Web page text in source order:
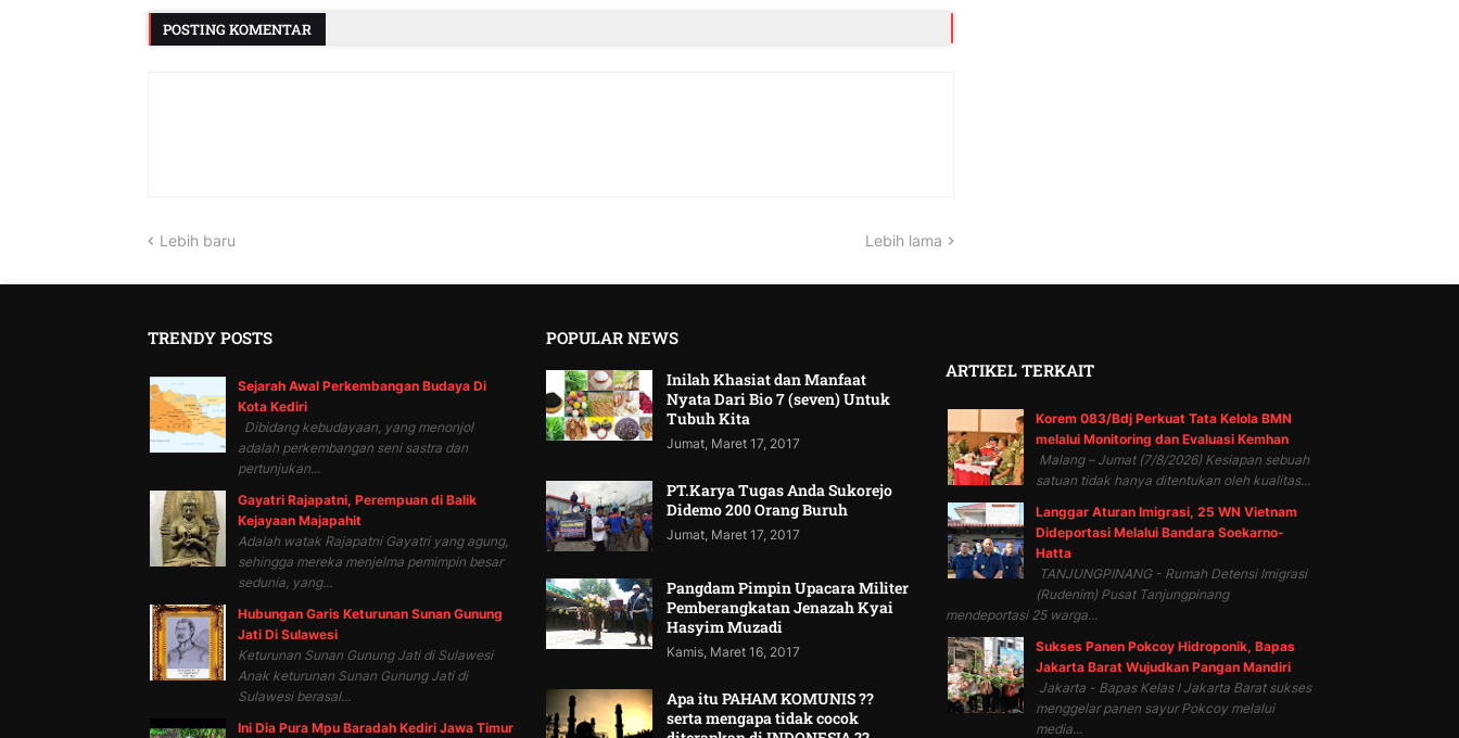
POSTING KOMENTAR
Lebih baru Lebih lama
TRENDY POSTS
Sejarah Awal Perkembangan Budaya Di
Kota Kediri
Dibidang kebudayaan, yang menonjol
adalah perkembangan seni sastra dan
pertunjukan...
Gayatri Rajapatni, Perempuan di Balik
Kejayaan Majapahit
Adalah watak Rajapatni Gayatri yang agung,
sehingga mereka menjelma pemimpin besar
sedunia, yang...
Hubungan Garis Keturunan Sunan Gunung
Jati Di Sulawesi
Keturunan Sunan Gunung Jati di Sulawesi
Anak keturunan Sunan Gunung Jati di
Sulawesi berasal...
Ini Dia Pura Mpu Baradah Kediri Jawa Timur
POPULAR NEWS
Inilah Khasiat dan Manfaat
Nyata Dari Bio 7 (seven) Untuk
Tubuh Kita
Jumat, Maret 17, 2017
PT.Karya Tugas Anda Sukorejo
Didemo 200 Orang Buruh
Jumat, Maret 17, 2017
Pangdam Pimpin Upacara Militer
Pemberangkatan Jenazah Kyai
Hasyim Muzadi
Kamis, Maret 16, 2017
Apa itu PAHAM KOMUNIS ??
serta mengapa tidak cocok
ARTIKEL TERKAIT
Korem 083/Bdj Perkuat Tata Kelola BMN
melalui Monitoring dan Evaluasi Kemhan
Malang – Jumat (7/8/2026) Kesiapan sebuah
satuan tidak hanya ditentukan oleh kualitas...
Langgar Aturan Imigrasi, 25 WN Vietnam
Dideportasi Melalui Bandara Soekarno-
Hatta
TANJUNGPINANG - Rumah Detensi Imigrasi
(Rudenim) Pusat Tanjungpinang
mendeportasi 25 warga...
Sukses Panen Pokcoy Hidroponik, Bapas
Jakarta Barat Wujudkan Pangan Mandiri
Jakarta - Bapas Kelas I Jakarta Barat sukses
menggelar panen sayur Pokcoy melalui
media...